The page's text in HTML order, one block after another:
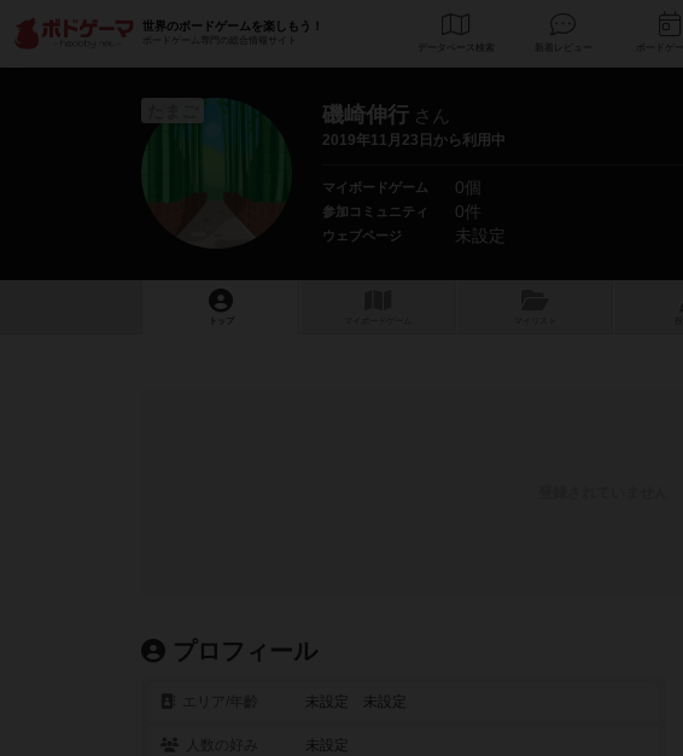
世界のボードゲームを楽しもう！
ボードゲーム専門の総合情報サイト
データベース
磯崎伸行 さん
2019年11月23日から利用中
マイボードゲーム 0個
参加コミュニティ 0件
ウェブページ 未設定
トップ
プロフィール
未設定 未設定
未設定